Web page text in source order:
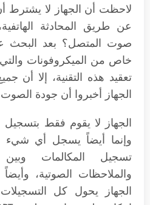
لاحظت أن الجهاز لا يشترط
عن طريق المحادثة
صوت المتصل؟ بعد البحث
خاص من الميكروفونات
تعقيد هذه التقنية، إلا أن
الجهاز أخبروا أن جودة
الجهاز لا يقوم فقط
وإنما أيضاً يسجل أي شيء
تسجيل المكالمات
والملاحظات الصوتية،
الجهاز يحول كل